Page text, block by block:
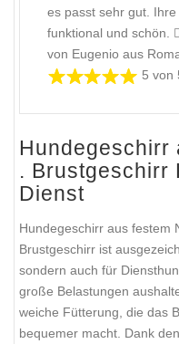
es passt sehr gut.
funktional und schön.
von Eugenio aus
5 von
Hundegeschirr
. Brustgeschirr
Dienst
Hundegeschirr aus festem
Brustgeschirr ist
sondern auch für
große Belastungen
weiche Fütterung, die das
bequemer macht. Dank